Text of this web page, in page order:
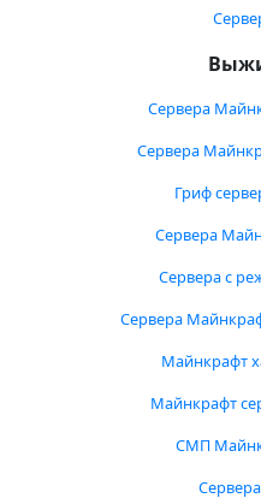
Сервера
Сервера
Гриф
Сервера
Сервера с
Сервера
Майнкрафт
Майнкрафт
СМП